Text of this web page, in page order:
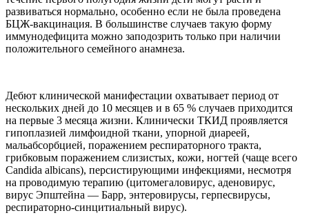
развиваться нормально, особенно если не была проведена
БЦЖ-вакцинация. В большинстве случаев такую форму
иммунодефицита можно заподозрить только при наличии
положительного семейного анамнеза.
Дебют клинической манифестации охватывает период от
нескольких дней до 10 месяцев и в 65 % случаев приходится
на первые 3 месяца жизни. Клинически ТКИД проявляется
гипоплазией лимфоидной ткани, упорной диареей,
мальабсорбцией, поражением респираторного тракта,
грибковым поражением слизистых, кожи, ногтей (чаще всего
Candida albicans), персистирующими инфекциями, несмотря
на проводимую терапию (цитомегаловирус, аденовирус,
вирус Эпштейна — Барр, энтеровирусы, герпесвирусы,
респираторно-синцитиальный вирус).